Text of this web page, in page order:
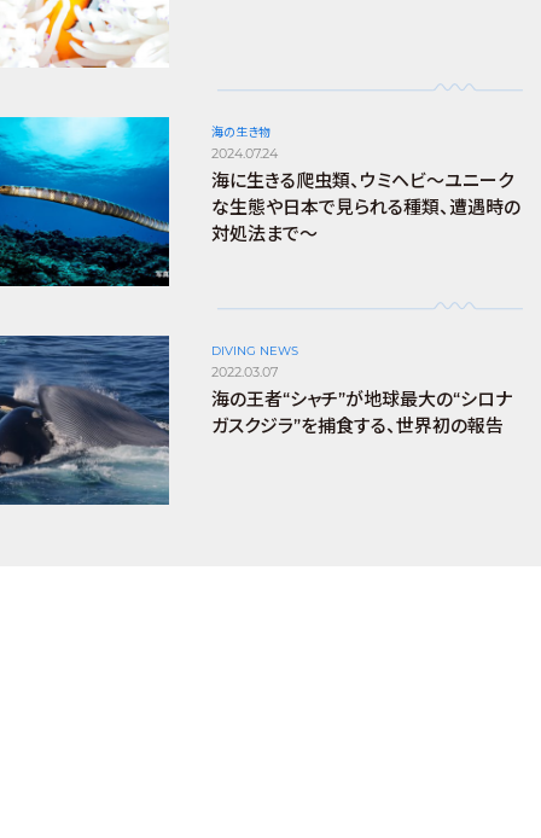
海の生き物
2024.07.24
海に生きる爬虫類、ウミヘビ～ユニーク
な生態や日本で見られる種類、遭遇時の
対処法まで～
DIVING NEWS
2022.03.07
海の王者“シャチ”が地球最大の“シロナ
ガスクジラ”を捕食する、世界初の報告